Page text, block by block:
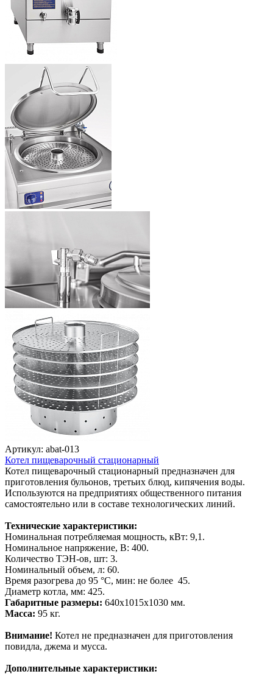
Артикул: abat-013
Котел пищеварочный стационарный
Котел пищеварочный стационарный предназначен для
приготовления бульонов, третьих блюд, кипячения воды.
Используются на предприятиях общественного питания
самостоятельно или в составе технологических линий.
Технические характеристики:
Номинальная потребляемая мощность, кВт: 9,1.
Номинальное напряжение, В: 400.
Количество ТЭН-ов, шт: 3.
Номинальный объем, л: 60.
Время разогрева до 95 °C, мин: не более 45.
Диаметр котла, мм: 425.
Габаритные размеры: 640x1015x1030 мм.
Масса: 95 кг.
Внимание! Котел не предназначен для приготовления
повидла, джема и мусса.
Дополнительные характеристики: